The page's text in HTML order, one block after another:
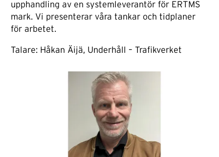
upphandling av en systemleverantör för ERTMS
mark. Vi presenterar våra tankar och tidplaner
för arbetet.
Talare: Håkan Äijä, Underhåll – Trafikverket